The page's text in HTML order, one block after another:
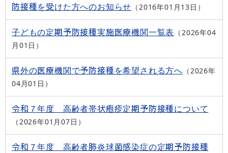
防接種を受けた方へのお知らせ
2016年01月13日
子どもの定期予防接種実施医療機関一覧表
2026年04
月01日
県外の医療機関で予防接種を希望される方へ
2026年
04月01日
令和７年度 高齢者帯状疱疹定期予防接種について
2026年01月07日
令和７年度 高齢者肺炎球菌感染症の定期予防接種